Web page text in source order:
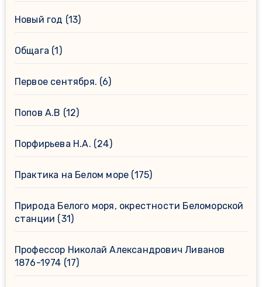
Новый год (13)
Общага (1)
Первое сентября. (6)
Попов А.В (12)
Порфирьева Н.А. (24)
Практика на Белом море (175)
Природа Белого моря, окрестности Беломорской
станции (31)
Профессор Николай Александрович Ливанов
1876-1974 (17)